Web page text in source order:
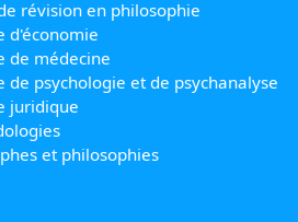
révision en philosophie
d'économie
de médecine
de psychologie et de psychanalyse
juridique
et philosophies